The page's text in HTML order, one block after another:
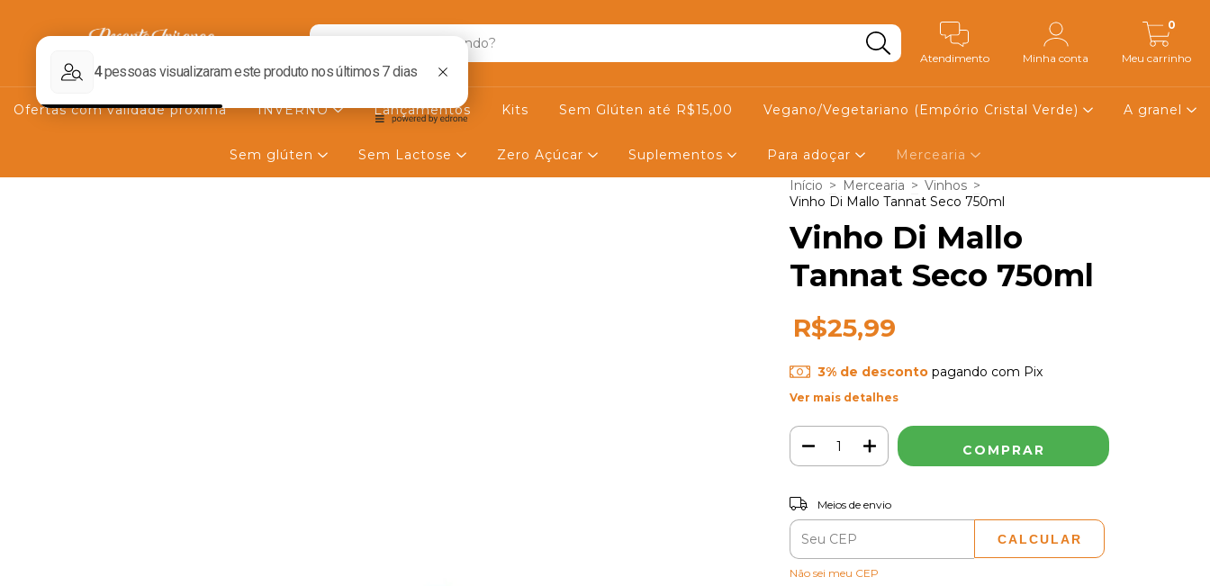
Atendimento Minha conta Meu carrinho
0
Ofertas com validade próxima INVERNO Lançamentos Kits Sem Glúten até R$15,00 Vegano/Vegetariano (Empório Cristal Verde) A granel
Sem glúten Sem Lactose Zero Açúcar Suplementos Para adoçar Mercearia
Início > Mercearia > Vinhos >
Vinho Di Mallo Tannat Seco 750ml
Vinho Di Mallo
Tannat Seco 750ml
R$25,99
3% de desconto pagando com Pix
Ver mais detalhes
Entregas para o CEP:
Meios de envio
CALCULAR
Não sei meu CEP